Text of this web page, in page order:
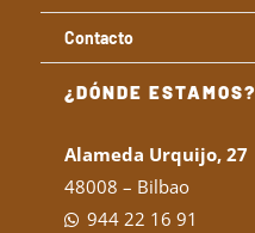
Contacto
¿DÓNDE ESTAMOS?
Alameda Urquijo, 27
48008 – Bilbao
944 22 16 91